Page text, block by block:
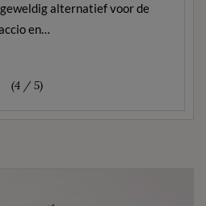
alternatief voor de
en…
(4 / 5)